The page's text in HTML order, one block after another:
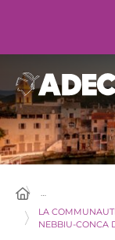
…
LA
NEBBIU-CONCA